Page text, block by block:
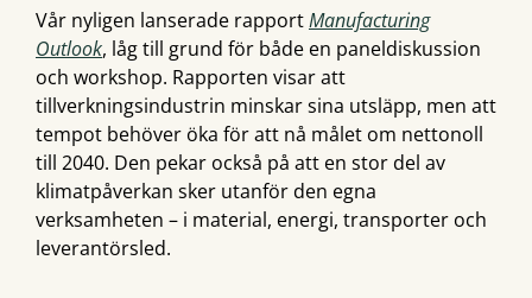
Vår nyligen lanserade rapportManufacturing
Outlook, låg till grund för både en paneldiskussion
och workshop. Rapporten visar att
tillverkningsindustrin minskar sina utsläpp, men att
tempot behöver öka för att nå målet om nettonoll
till 2040. Den pekar också på att en stor del av
klimatpåverkan sker utanför den egna
verksamheten – i material, energi, transporter och
leverantörsled.